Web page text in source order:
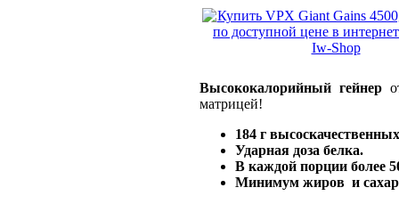
Высококалорийный гейнер
матрицей!
184 г
Ударная доза белка.
В каждой порции более
Минимум жиров и